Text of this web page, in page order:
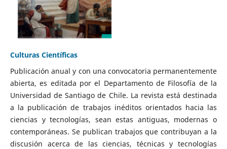
Culturas Científicas
Publicación anual y con una convocatoria permanentemente
abierta, es editada por el Departamento de Filosofía de la
Universidad de Santiago de Chile. La revista está destinada
a la publicación de trabajos inéditos orientados hacia las
ciencias y tecnologías, sean estas antiguas, modernas o
contemporáneas. Se publican trabajos que contribuyan a la
discusión acerca de las ciencias, técnicas y tecnologías